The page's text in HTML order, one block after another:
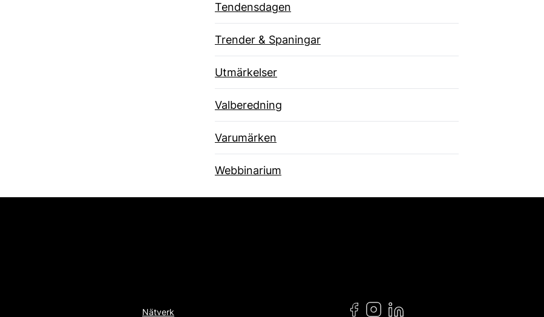
Tendensdagen
Trender & Spaningar
Utmärkelser
Valberedning
Varumärken
Webbinarium
Nätverk